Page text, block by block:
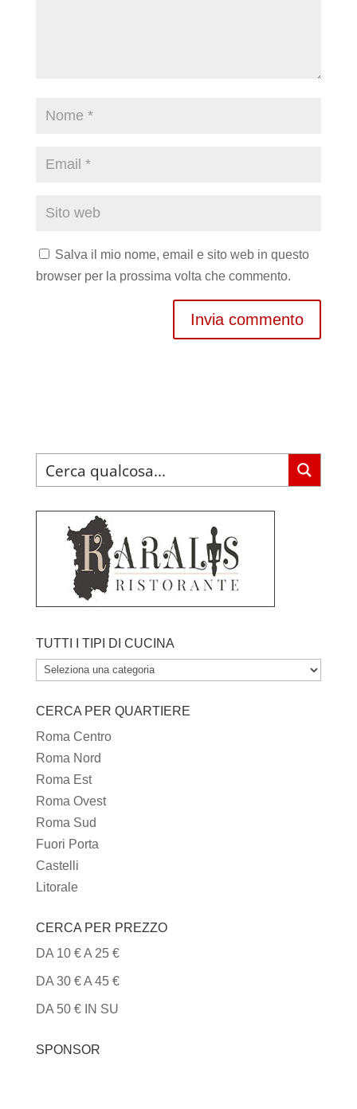
Salva il mio nome, email e sito web in questo
browser per la prossima volta che commento.
TUTTI I TIPI DI CUCINA
TUTTI
TIPI
DI
CUCINA
CERCA PER QUARTIERE
Roma Centro
Roma Nord
Roma Est
Roma Ovest
Roma Sud
Fuori Porta
Castelli
Litorale
CERCA PER PREZZO
DA 10 € A 25 €
DA 30 € A 45 €
DA 50 € IN SU
SPONSOR